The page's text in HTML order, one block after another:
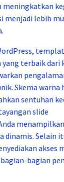
menjadi lebih
terbaik dari
Skema warna
sentuhan
slide
dinamis. Selain
akses
bagian